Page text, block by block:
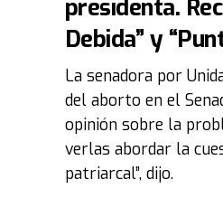
presidenta.
Debida” y
La senadora por
del aborto en el
opinión sobre la
verlas abordar la
patriarcal”, dijo.